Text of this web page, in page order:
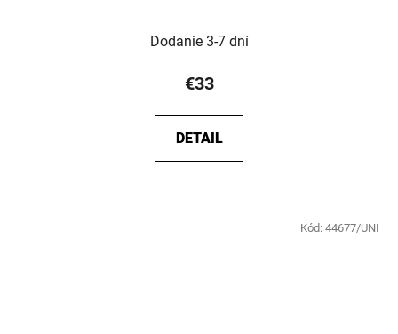
Dodanie 3-7 dní
€33
DETAIL
Kód: 44677/UNI